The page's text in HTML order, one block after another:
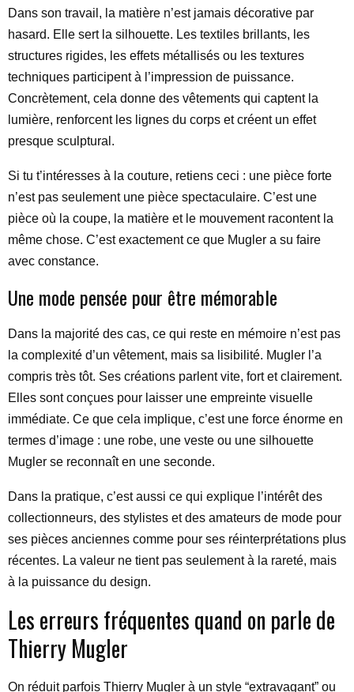
Dans son travail, la matière n’est jamais décorative par
hasard. Elle sert la silhouette. Les textiles brillants, les
structures rigides, les effets métallisés ou les textures
techniques participent à l’impression de puissance.
Concrètement, cela donne des vêtements qui captent la
lumière, renforcent les lignes du corps et créent un effet
presque sculptural.
Si tu t’intéresses à la couture, retiens ceci : une pièce forte
n’est pas seulement une pièce spectaculaire. C’est une
pièce où la coupe, la matière et le mouvement racontent la
même chose. C’est exactement ce que Mugler a su faire
avec constance.
Une mode pensée pour être mémorable
Dans la majorité des cas, ce qui reste en mémoire n’est pas
la complexité d’un vêtement, mais sa lisibilité. Mugler l’a
compris très tôt. Ses créations parlent vite, fort et clairement.
Elles sont conçues pour laisser une empreinte visuelle
immédiate. Ce que cela implique, c’est une force énorme en
termes d’image : une robe, une veste ou une silhouette
Mugler se reconnaît en une seconde.
Dans la pratique, c’est aussi ce qui explique l’intérêt des
collectionneurs, des stylistes et des amateurs de mode pour
ses pièces anciennes comme pour ses réinterprétations plus
récentes. La valeur ne tient pas seulement à la rareté, mais
à la puissance du design.
Les erreurs fréquentes quand on parle de
Thierry Mugler
On réduit parfois Thierry Mugler à un style “extravagant” ou